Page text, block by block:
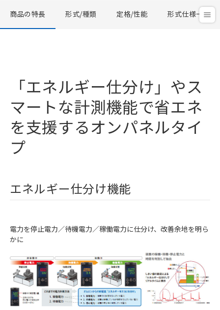
商品の特長 形式/種類 定格/性能 形式仕様一覧
「エネルギー仕分け」やス
マートな計測機能で省エネ
を支援するオンパネルタイ
プ
エネルギー仕分け機能
電力を停止電力／待機電力／稼働電力に仕分け、改善余地を明ら
かに